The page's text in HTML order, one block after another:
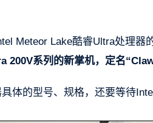
Meteor Lake酷睿Ultra处理器
系列的新掌机，定名“Claw
体的型号、规格，还要等待